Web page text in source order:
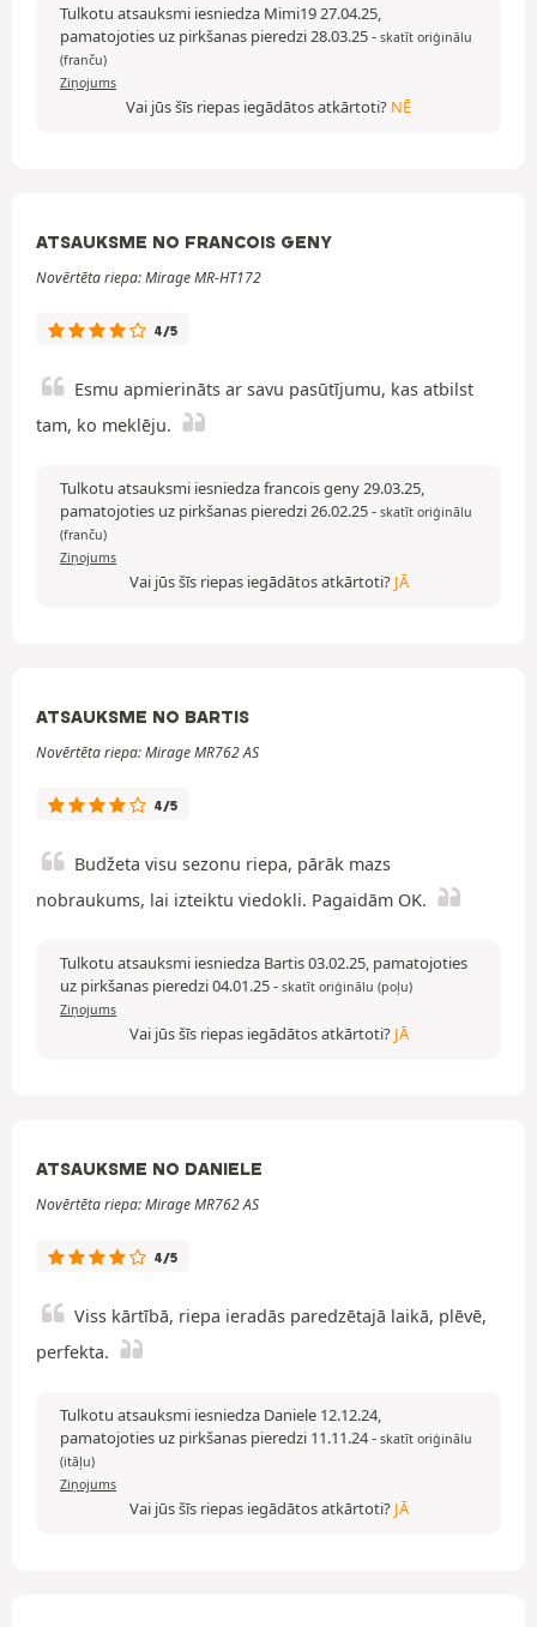
Tulkotu atsauksmi iesniedza Mimi19 27.04.25,
pamatojoties uz pirkšanas pieredzi 28.03.25- skatīt oriģinālu
(franču)
Ziņojums
Vai jūs šīs riepas iegādātos atkārtoti? NĒ
ATSAUKSME NO FRANCOIS GENY
Novērtēta riepa: Mirage MR-HT172
4/5
Esmu apmierināts ar savu pasūtījumu, kas atbilst
tam, ko meklēju.
Tulkotu atsauksmi iesniedza francois geny 29.03.25,
pamatojoties uz pirkšanas pieredzi 26.02.25- skatīt oriģinālu
(franču)
Ziņojums
Vai jūs šīs riepas iegādātos atkārtoti? JĀ
ATSAUKSME NO BARTIS
Novērtēta riepa: Mirage MR762 AS
4/5
Budžeta visu sezonu riepa, pārāk mazs
nobraukums, lai izteiktu viedokli. Pagaidām OK.
Tulkotu atsauksmi iesniedza Bartis 03.02.25, pamatojoties
uz pirkšanas pieredzi 04.01.25- skatīt oriģinālu (poļu)
Ziņojums
Vai jūs šīs riepas iegādātos atkārtoti? JĀ
ATSAUKSME NO DANIELE
Novērtēta riepa: Mirage MR762 AS
4/5
Viss kārtībā, riepa ieradās paredzētajā laikā, plēvē,
perfekta.
Tulkotu atsauksmi iesniedza Daniele 12.12.24,
pamatojoties uz pirkšanas pieredzi 11.11.24- skatīt oriģinālu
(itāļu)
Ziņojums
Vai jūs šīs riepas iegādātos atkārtoti? JĀ